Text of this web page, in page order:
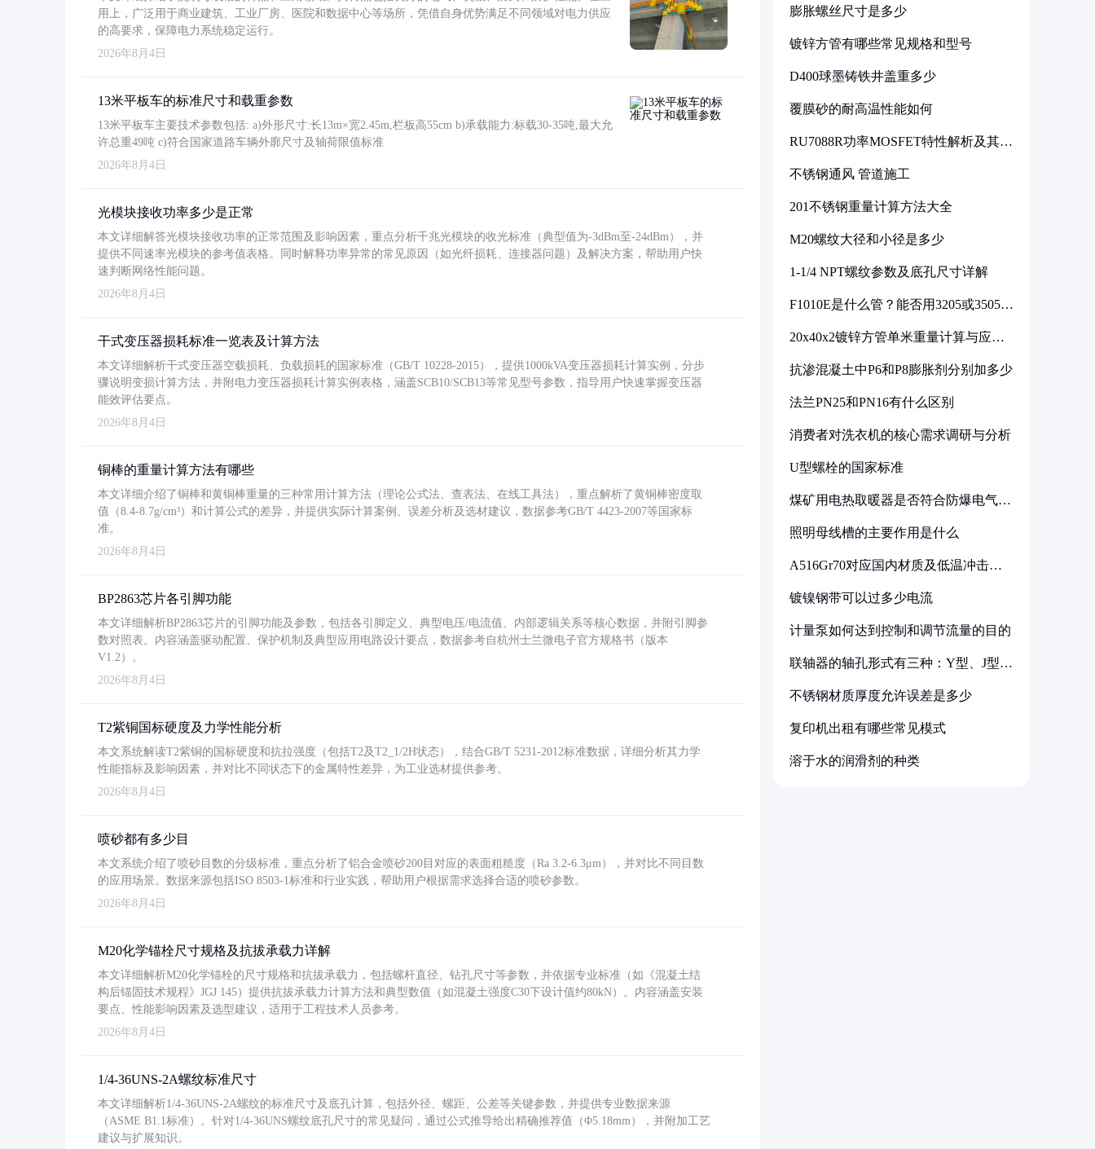
用上，广泛用于商业建筑、工业厂房、医院和数据中心等场所，凭借自身优势满足不同领域对电力供应
的高要求，保障电力系统稳定运行。
2026年8月4日
13米平板车的标准尺寸和载重参数
13米平板车主要技术参数包括: a)外形尺寸:长13m×宽2.45m,栏板高55cm b)承载能力:标载30-35吨,最大允
许总重49吨 c)符合国家道路车辆外廓尺寸及轴荷限值标准
2026年8月4日
光模块接收功率多少是正常
本文详细解答光模块接收功率的正常范围及影响因素，重点分析千兆光模块的收光标准（典型值为-3dBm至-24dBm），并
提供不同速率光模块的参考值表格。同时解释功率异常的常见原因（如光纤损耗、连接器问题）及解决方案，帮助用户快
速判断网络性能问题。
2026年8月4日
干式变压器损耗标准一览表及计算方法
本文详细解析干式变压器空载损耗、负载损耗的国家标准（GB/T 10228-2015），提供1000kVA变压器损耗计算实例，分步
骤说明变损计算方法，并附电力变压器损耗计算实例表格，涵盖SCB10/SCB13等常见型号参数，指导用户快速掌握变压器
能效评估要点。
2026年8月4日
铜棒的重量计算方法有哪些
本文详细介绍了铜棒和黄铜棒重量的三种常用计算方法（理论公式法、查表法、在线工具法），重点解析了黄铜棒密度取
值（8.4-8.7g/cm³）和计算公式的差异，并提供实际计算案例、误差分析及选材建议，数据参考GB/T 4423-2007等国家标
准。
2026年8月4日
BP2863芯片各引脚功能
本文详细解析BP2863芯片的引脚功能及参数，包括各引脚定义、典型电压/电流值、内部逻辑关系等核心数据，并附引脚参
数对照表。内容涵盖驱动配置、保护机制及典型应用电路设计要点，数据参考自杭州士兰微电子官方规格书（版本
V1.2）。
2026年8月4日
T2紫铜国标硬度及力学性能分析
本文系统解读T2紫铜的国标硬度和抗拉强度（包括T2及T2_1/2H状态），结合GB/T 5231-2012标准数据，详细分析其力学
性能指标及影响因素，并对比不同状态下的金属特性差异，为工业选材提供参考。
2026年8月4日
喷砂都有多少目
本文系统介绍了喷砂目数的分级标准，重点分析了铝合金喷砂200目对应的表面粗糙度（Ra 3.2-6.3μm），并对比不同目数
的应用场景。数据来源包括ISO 8503-1标准和行业实践，帮助用户根据需求选择合适的喷砂参数。
2026年8月4日
M20化学锚栓尺寸规格及抗拔承载力详解
本文详细解析M20化学锚栓的尺寸规格和抗拔承载力，包括螺杆直径、钻孔尺寸等参数，并依据专业标准（如《混凝土结
构后锚固技术规程》JGJ 145）提供抗拔承载力计算方法和典型数值（如混凝土强度C30下设计值约80kN）。内容涵盖安装
要点、性能影响因素及选型建议，适用于工程技术人员参考。
2026年8月4日
1/4-36UNS-2A螺纹标准尺寸
本文详细解析1/4-36UNS-2A螺纹的标准尺寸及底孔计算，包括外径、螺距、公差等关键参数，并提供专业数据来源
（ASME B1.1标准）。针对1/4-36UNS螺纹底孔尺寸的常见疑问，通过公式推导给出精确推荐值（Φ5.18mm），并附加工艺
建议与扩展知识。
膨胀螺丝尺寸是多少
镀锌方管有哪些常见规格和型号
D400球墨铸铁井盖重多少
覆膜砂的耐高温性能如何
RU7088R功率MOSFET特性解析及其在
不锈钢通风 管道施工
201不锈钢重量计算方法大全
M20螺纹大径和小径是多少
1-1/4 NPT螺纹参数及底孔尺寸详解
F1010E是什么管？能否用3205或3505代
20x40x2镀锌方管单米重量计算与应用
抗渗混凝土中P6和P8膨胀剂分别加多少
法兰PN25和PN16有什么区别
消费者对洗衣机的核心需求调研与分析
U型螺栓的国家标准
煤矿用电热取暖器是否符合防爆电气设
照明母线槽的主要作用是什么
A516Gr70对应国内材质及低温冲击要
镀镍钢带可以过多少电流
计量泵如何达到控制和调节流量的目的
联轴器的轴孔形式有三种：Y型、J型、
不锈钢材质厚度允许误差是多少
复印机出租有哪些常见模式
溶于水的润滑剂的种类